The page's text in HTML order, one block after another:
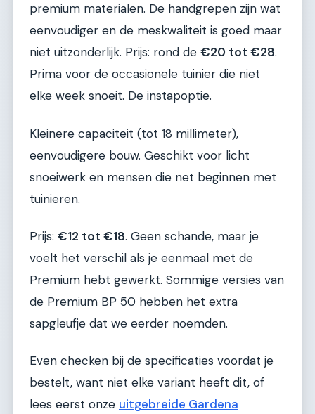
premium materialen. De handgrepen zijn wat
eenvoudiger en de meskwaliteit is goed maar
niet uitzonderlijk. Prijs: rond de €20 tot €28.
Prima voor de occasionele tuinier die niet
elke week snoeit. De instapoptie.
Kleinere capaciteit (tot 18 millimeter),
eenvoudigere bouw. Geschikt voor licht
snoeiwerk en mensen die net beginnen met
tuinieren.
Prijs: €12 tot €18. Geen schande, maar je
voelt het verschil als je eenmaal met de
Premium hebt gewerkt. Sommige versies van
de Premium BP 50 hebben het extra
sapgleufje dat we eerder noemden.
Even checken bij de specificaties voordat je
bestelt, want niet elke variant heeft dit, of
lees eerst onze uitgebreide Gardena